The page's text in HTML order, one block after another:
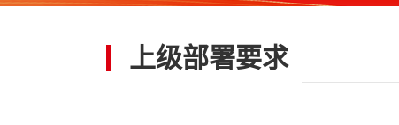
上级部署要求